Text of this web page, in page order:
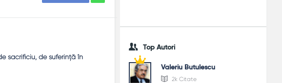
sacrificiu, de suferinţă în
Top Autori
Valeriu Butulescu
2k Citate